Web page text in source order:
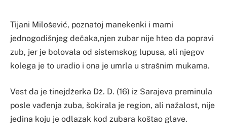
Tijani Milošević, poznatoj manekenki i mami
jednogodišnjeg dečaka,njen zubar nije hteo da popravi
zub, jer je bolovala od sistemskog lupusa, ali njegov
kolega je to uradio i ona je umrla u strašnim mukama.
Vest da je tinejdžerka Dž. D. (16) iz Sarajeva preminula
posle vađenja zuba, šokirala je region, ali nažalost, nije
jedina koju je odlazak kod zubara koštao glave.